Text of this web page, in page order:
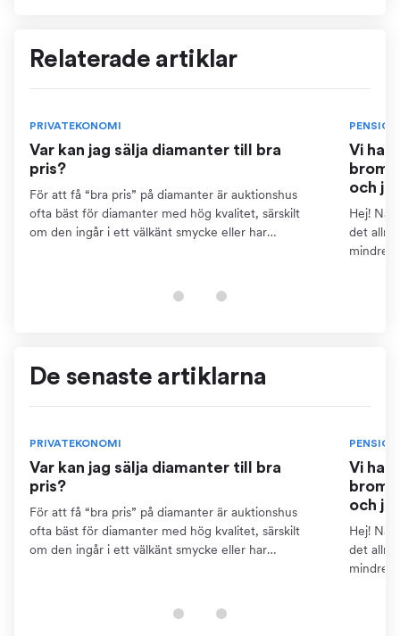
Relaterade artiklar
PRIVATEKONOMI
Var kan jag sälja diamanter till bra
pris?
För att få “bra pris” på diamanter är auktionshus
ofta bäst för diamanter med hög kvalitet, särskilt
om den ingår i ett välkänt smycke eller har
PENSION
Vi har
och
Hej! När
det
mindre
De senaste artiklarna
PRIVATEKONOMI
Var kan jag sälja diamanter till bra
pris?
För att få “bra pris” på diamanter är auktionshus
ofta bäst för diamanter med hög kvalitet, särskilt
om den ingår i ett välkänt smycke eller har
PENSION
Vi har
och
Hej! När
det
mindre